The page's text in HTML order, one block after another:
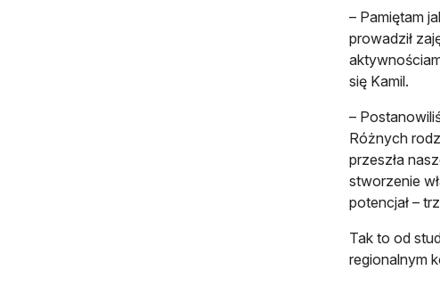
– Pamiętam
prowadził
się Kamil.
–
Różnych
przeszła
stworzenie
potencjał –
Tak to od
regionalnym